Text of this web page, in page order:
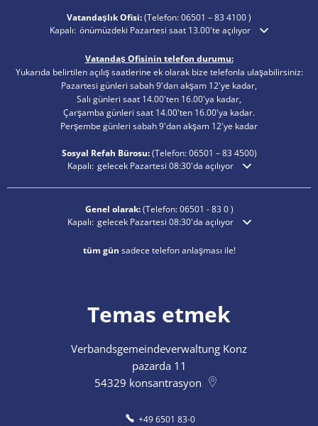
Vatandaşlık Ofisi:(Telefon:06501 – 83 4100)
Ek açılış veya kapanış saatlerini gizlemek için tıklayın
Kapalı: önümüzdeki Pazartesi saat 13.00'te açılıyor
Vatandaş Ofisinin telefon durumu:
Yukarıda belirtilen açılış saatlerine ek olarak bize telefonla ulaşabilirsiniz:
Pazartesi günleri sabah 9'dan akşam 12'ye kadar,
Salı günleri saat 14.00'ten 16.00'ya kadar,
Çarşamba günleri saat 14.00'ten 16.00'ya kadar.
Perşembe günleri sabah 9'dan akşam 12'ye kadar
Sosyal Refah Bürosu:(Telefon:06501 – 834500)
Ek açılış veya kapanış saatlerini gizlemek için tıklayın
Kapalı: gelecek Pazartesi 08:30'da açılıyor
Genel olarak:(Telefon:06501 - 83 0)
Ek açılış veya kapanış saatlerini gizlemek için tıklayın
Kapalı: gelecek Pazartesi 08:30'da açılıyor
tüm gün sadece telefon anlaşması ile!
Temas etmek
Verbandsgemeindeverwaltung Konz
pazarda 11
54329 konsantrasyon
+49 6501 83-0